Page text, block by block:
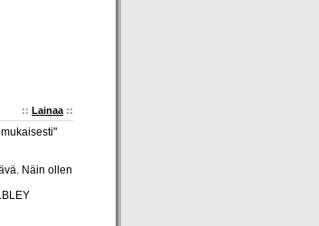
:: Lainaa ::
Näin ollen